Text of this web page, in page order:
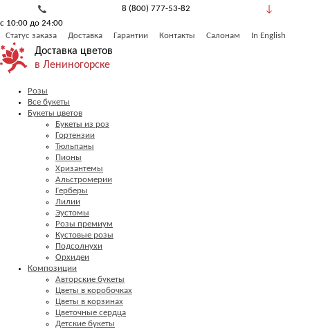
8 (800) 777-53-82
с 10:00 до 24:00
Статус заказа
Доставка Гарантии Контакты Салонам In English
Доставка цветов
в Лениногорске
Розы
Все букеты
Букеты цветов
Букеты из роз
Гортензии
Тюльпаны
Пионы
Хризантемы
Альстромерии
Герберы
Лилии
Эустомы
Розы премиум
Кустовые розы
Подсолнухи
Орхидеи
Композиции
Авторские букеты
Цветы в коробочках
Цветы в корзинах
Цветочные сердца
Детские букеты